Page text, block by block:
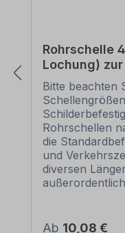
Rohrschelle
Lochung)
Bitte beachten
Rohrschellen
die
und
diversen
eine sichere
Regulärer Preis:
Ab 10,08 €